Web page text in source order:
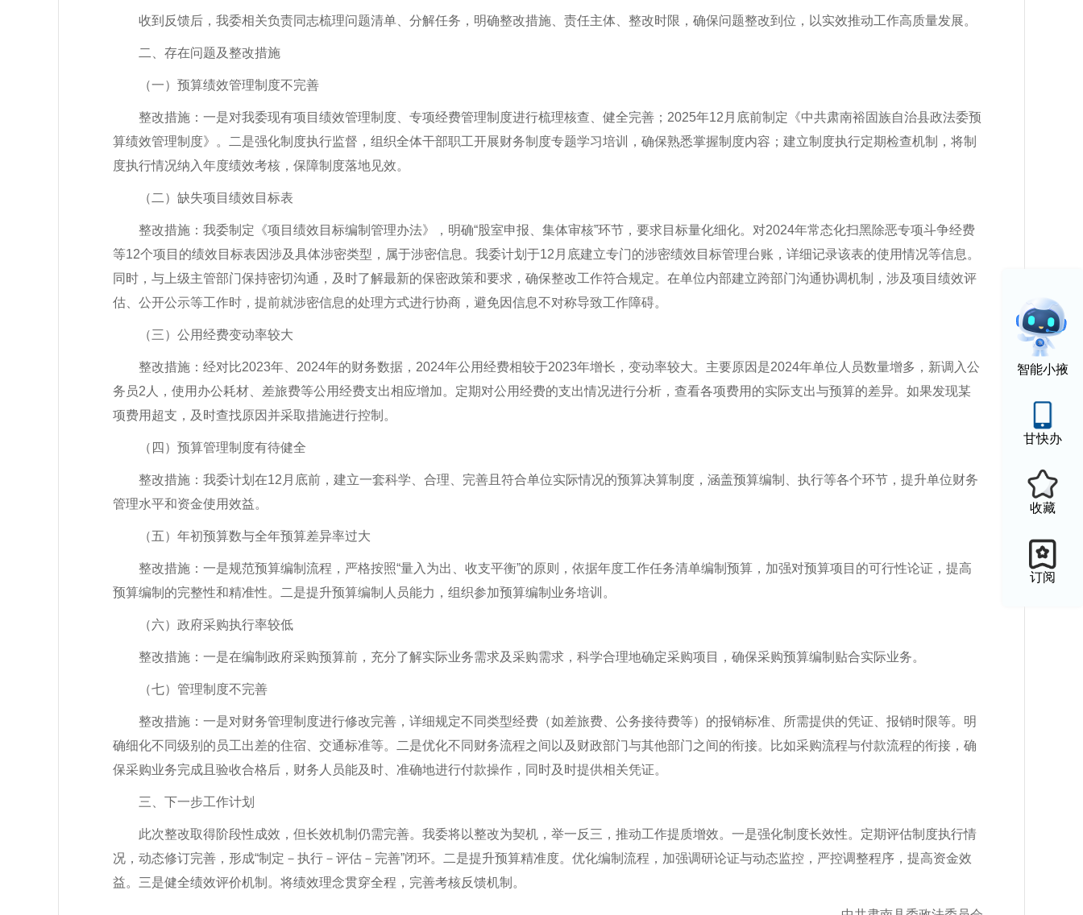
智能小掖
甘快办
收藏
订阅
收到反馈后，我委相关负责同志梳理问题清单、分解任务，明确整改措施、责任主体、整改时限，确保问题整改到位，以实效推动工作高质量发展。
二、存在问题及整改措施
（一） 预算绩效管理制度不完善
整改措施： 一是对我委现有项目绩效管理制度、专项经费管理制度进行梳理核查、健全完善； 2025年12月底前制定《中共肃南裕固族自治县政法委预
算绩效管理制度》。二是强化制度执行监督，组织全体干部职工开展财务制度专题学习培训，确保熟悉掌握制度内容；建立制度执行定期检查机制，将制
度执行情况纳入年度绩效考核，保障制度落地见效。
（二） 缺失项目绩效目标表
整改措施：我委制定《项目绩效目标编制管理办法》，明确“股室申报、集体审核”环节，要求目标量化细化。对2024年常态化扫黑除恶专项斗争经费
等12个项目的绩效目标表因涉及具体涉密类型，属于涉密信息。我委计划于12月底建立专门的涉密绩效目标管理台账，详细记录该表的使用情况等信息。
同时，与上级主管部门保持密切沟通，及时了解最新的保密政策和要求，确保整改工作符合规定。在单位内部建立跨部门沟通协调机制，涉及项目绩效评
估、公开公示等工作时，提前就涉密信息的处理方式进行协商，避免因信息不对称导致工作障碍。
（三）公用经费变动率较大
整改措施：经对比2023年、2024年的财务数据，2024年公用经费相较于2023年增长，变动率较大。主要原因是2024年单位人员数量增多，新调入公
务员2人，使用办公耗材、差旅费等公用经费支出相应增加。定期对公用经费的支出情况进行分析，查看各项费用的实际支出与预算的差异。如果发现某
项费用超支，及时查找原因并采取措施进行控制。
（四）预算管理制度有待健全
整改措施：我委计划在12月底前，建立一套科学、合理、完善且符合单位实际情况的预算决算制度，涵盖预算编制、执行等各个环节，提升单位财务
管理水平和资金使用效益。
（五）年初预算数与全年预算差异率过大
整改措施：一是规范预算编制流程，严格按照“量入为出、收支平衡”的原则，依据年度工作任务清单编制预算，加强对预算项目的可行性论证，提高
预算编制的完整性和精准性。二是提升预算编制人员能力，组织参加预算编制业务培训。
（六） 政府采购执行率较低
整改措施：一是在编制政府采购预算前，充分了解实际业务需求及采购需求，科学合理地确定采购项目，确保采购预算编制贴合实际业务。
（七） 管理制度不完善
整改措施： 一是对财务管理制度进行修改完善，详细规定不同类型经费（如差旅费、公务接待费等）的报销标准、所需提供的凭证、报销时限等。明
确细化不同级别的员工出差的住宿、交通标准等。二是优化不同财务流程之间以及财政部门与其他部门之间的衔接。比如采购流程与付款流程的衔接，确
保采购业务完成且验收合格后，财务人员能及时、准确地进行付款操作，同时及时提供相关凭证。
三、下一步工作计划
此次整改取得阶段性成效，但长效机制仍需完善。我委将以整改为契机，举一反三，推动工作提质增效。一是强化制度长效性。定期评估制度执行情
况，动态修订完善，形成“制定－执行－评估－完善”闭环。二是提升预算精准度。优化编制流程，加强调研论证与动态监控，严控调整程序，提高资金效
益。三是健全绩效评价机制。将绩效理念贯穿全程，完善考核反馈机制。